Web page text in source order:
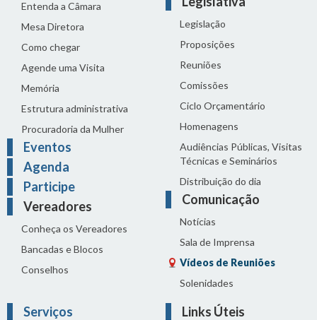
Entenda a Câmara
Mesa Diretora
Como chegar
Agende uma Visita
Memória
Estrutura administrativa
Procuradoria da Mulher
Eventos
Agenda
Participe
Vereadores
Conheça os Vereadores
Bancadas e Blocos
Conselhos
Legislação
Proposições
Reuniões
Comissões
Ciclo Orçamentário
Homenagens
Audiências Públicas, Visitas
Técnicas e Seminários
Distribuição do dia
Comunicação
Notícias
Sala de Imprensa
Vídeos de Reuniões
Solenidades
Serviços Links Úteis